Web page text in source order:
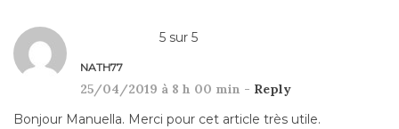
5 sur 5
NATH77
25/04/2019 à 8 h 00 min - Reply
Bonjour Manuella. Merci pour cet article très utile.